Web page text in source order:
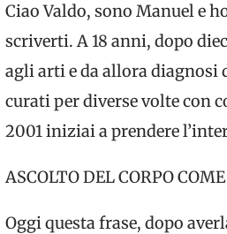
Ciao Valdo, sono Manuel e
scriverti. A 18 anni, dopo
agli arti e da allora diagnosi
curati per diverse volte con
2001 iniziai a prendere
ASCOLTO DEL CORPO
Oggi questa frase, dopo